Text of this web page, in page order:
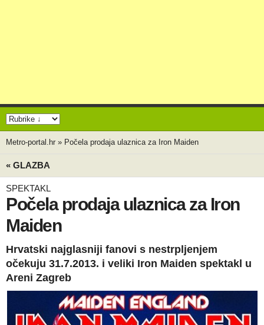
Metro-portal.hr » Počela prodaja ulaznica za Iron Maiden
« GLAZBA
SPEKTAKL
Počela prodaja ulaznica za Iron
Maiden
Hrvatski najglasniji fanovi s nestrpljenjem
očekuju 31.7.2013. i veliki Iron Maiden spektakl u
Areni Zagreb